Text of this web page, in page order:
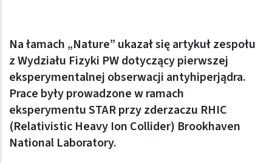
Na łamach „Nature” ukazał się artykuł zespołu
z Wydziału Fizyki PW dotyczący pierwszej
eksperymentalnej obserwacji antyhiperjądra.
Prace były prowadzone w ramach
eksperymentu STAR przy zderzaczu RHIC
(Relativistic Heavy Ion Collider) Brookhaven
National Laboratory.